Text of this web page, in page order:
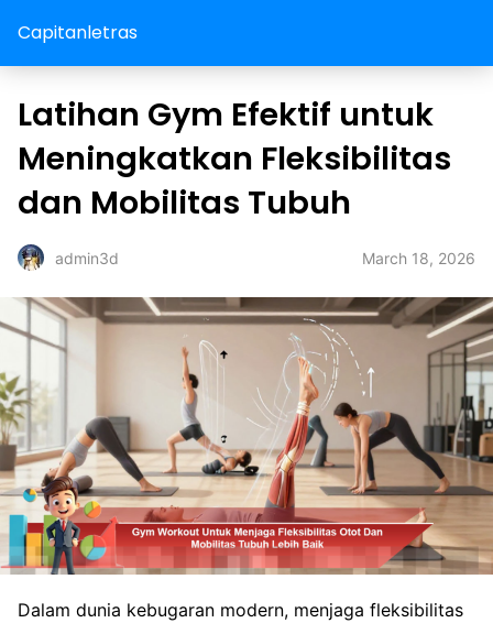
Capitanletras
Latihan Gym Efektif untuk
Meningkatkan Fleksibilitas
dan Mobilitas Tubuh
admin3d March 18, 2026
Dalam dunia kebugaran modern, menjaga fleksibilitas